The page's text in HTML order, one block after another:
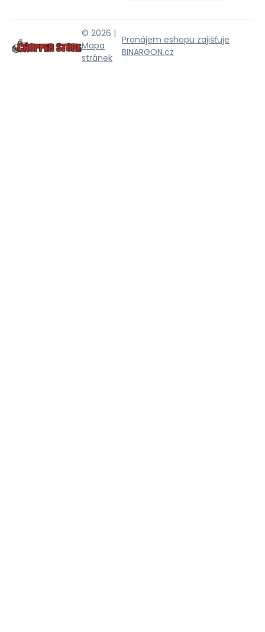
© 2026 |
Mapa
stránek
Pronájem eshopu zajišťuje
BINARGON.cz